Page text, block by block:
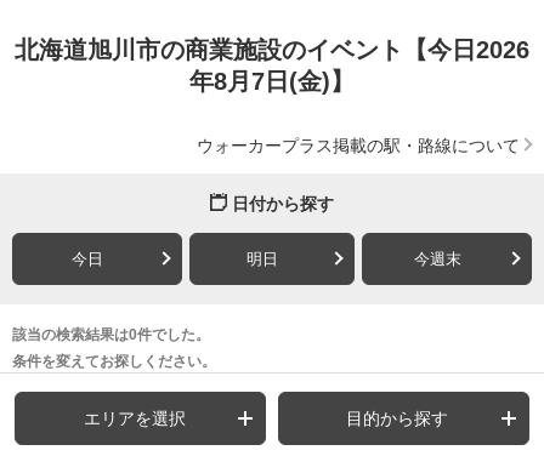
北海道旭川市の商業施設のイベント【今日2026
年8月7日(金)】
ウォーカープラス掲載の駅・路線について
日付から探す
今日 明日 今週末
該当の検索結果は0件でした。
条件を変えてお探しください。
エリアを選択 目的から探す